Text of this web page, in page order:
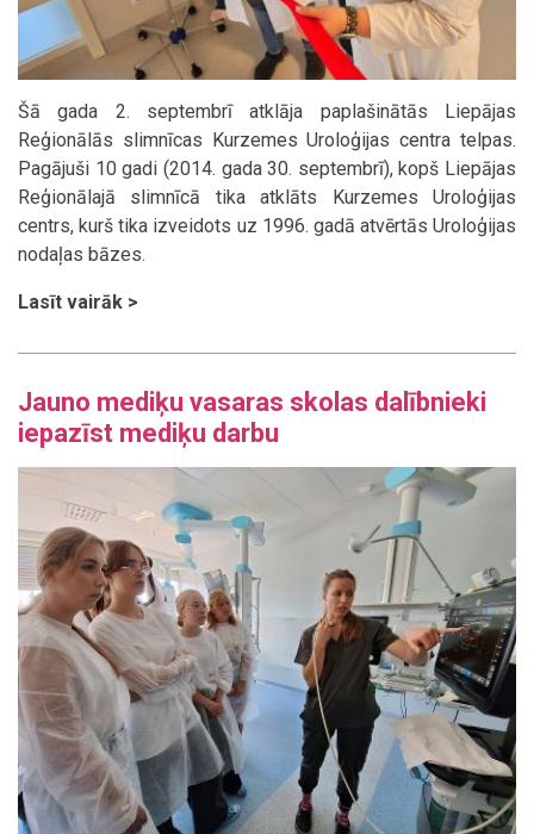
Šā gada 2. septembrī atklāja paplašinātās Liepājas
Reģionālās slimnīcas Kurzemes Uroloģijas centra telpas.
Pagājuši 10 gadi (2014. gada 30. septembrī), kopš Liepājas
Reģionālajā slimnīcā tika atklāts Kurzemes Uroloģijas
centrs, kurš tika izveidots uz 1996. gadā atvērtās Uroloģijas
nodaļas bāzes.
Lasīt vairāk >
Jauno mediķu vasaras skolas dalībnieki
iepazīst mediķu darbu